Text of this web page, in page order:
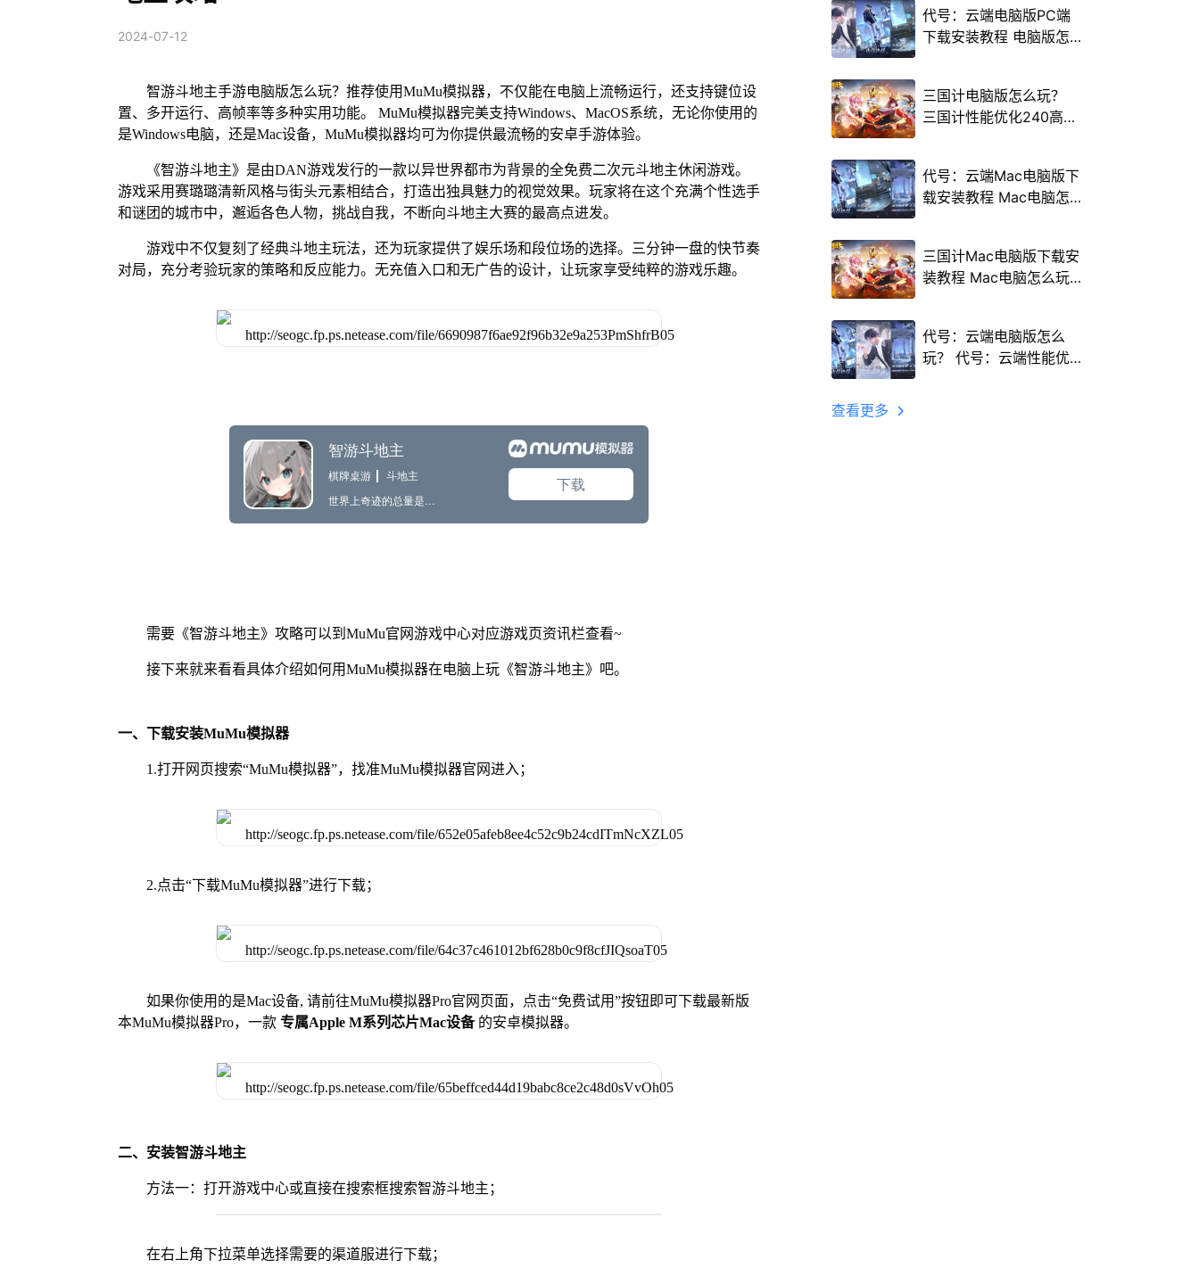
2024-07-12
智游斗地主手游电脑版怎么玩？推荐使用MuMu模拟器，不仅能在电脑上流畅运行，还支持键位设
置、多开运行、高帧率等多种实用功能。 MuMu模拟器完美支持Windows、MacOS系统，无论你使用的
是Windows电脑，还是Mac设备，MuMu模拟器均可为你提供最流畅的安卓手游体验。
《智游斗地主》是由DAN游戏发行的一款以异世界都市为背景的全免费二次元斗地主休闲游戏。
游戏采用赛璐璐清新风格与街头元素相结合，打造出独具魅力的视觉效果。玩家将在这个充满个性选手
和谜团的城市中，邂逅各色人物，挑战自我，不断向斗地主大赛的最高点进发。
游戏中不仅复刻了经典斗地主玩法，还为玩家提供了娱乐场和段位场的选择。三分钟一盘的快节奏
对局，充分考验玩家的策略和反应能力。无充值入口和无广告的设计，让玩家享受纯粹的游戏乐趣。
需要《智游斗地主》攻略可以到MuMu官网游戏中心对应游戏页资讯栏查看~
接下来就来看看具体介绍如何用MuMu模拟器在电脑上玩《智游斗地主》吧。
一、下载安装MuMu模拟器
1.打开网页搜索“MuMu模拟器”，找准MuMu模拟器官网进入；
2.点击“下载MuMu模拟器”进行下载；
如果你使用的是Mac设备, 请前往MuMu模拟器Pro官网页面，点击“免费试用”按钮即可下载最新版
本MuMu模拟器Pro，一款 专属Apple M系列芯片Mac设备 的安卓模拟器。
二、安装智游斗地主
方法一：打开游戏中心或直接在搜索框搜索智游斗地主；
在右上角下拉菜单选择需要的渠道服进行下载；
代号：云端电脑版PC端
下载安装教程 电脑版怎
三国计电脑版怎么玩？
三国计性能优化240高帧
代号：云端Mac电脑版下
载安装教程 Mac电脑怎
三国计Mac电脑版下载安
装教程 Mac电脑怎么玩
代号：云端电脑版怎么
玩？ 代号：云端性能优
查看更多